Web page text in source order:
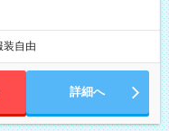
装自由
詳細へ